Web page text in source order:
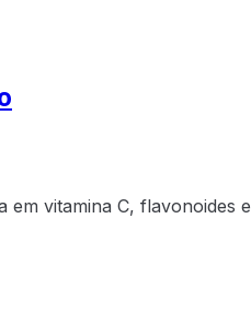
vitamina C, flavonoides e